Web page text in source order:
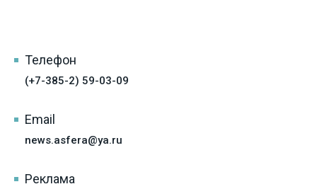
Телефон
(+7-385-2) 59-03-09
Email
news.asfera@ya.ru
Реклама